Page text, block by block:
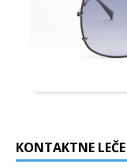
KONTAKTNE LEČE